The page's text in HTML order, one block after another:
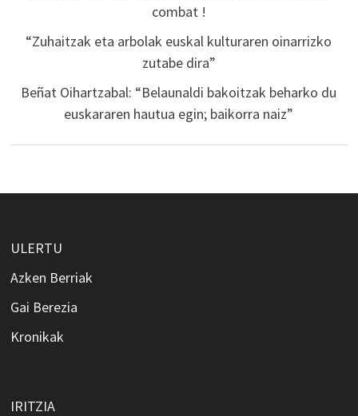
combat !
“Zuhaitzak eta arbolak euskal kulturaren oinarrizko
zutabe dira”
Beñat Oihartzabal: “Belaunaldi bakoitzak beharko du
euskararen hautua egin; baikorra naiz”
ULERTU
Azken Berriak
Gai Berezia
Kronikak
IRITZIA